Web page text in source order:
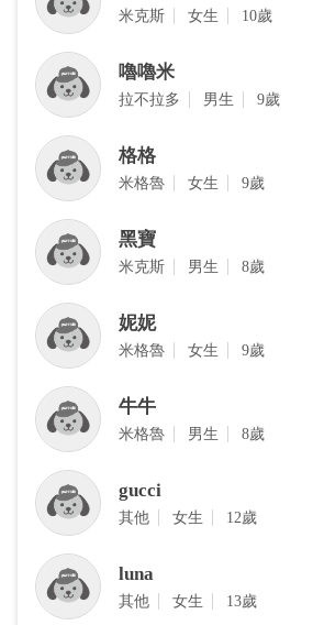
米克斯 女生 10歲
嚕嚕米
拉不拉多 男生 9歲
格格
米格魯 女生 9歲
黑寶
‎米克斯 男生 8歲
妮妮
米格魯 女生 9歲
牛牛
米格魯 男生 8歲
gucci
其他 女生 12歲
luna
其他 女生 13歲